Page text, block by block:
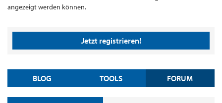
angezeigt werden können.
Jetzt registrieren!
BLOG TOOLS FORUM